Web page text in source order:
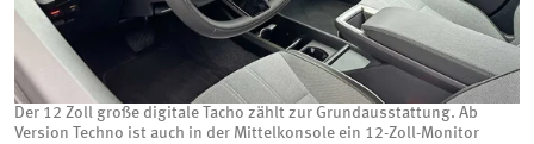
Der 12 Zoll große digitale Tacho zählt zur Grundausstattung. Ab
Version Techno ist auch in der Mittelkonsole ein 12-Zoll-Monitor